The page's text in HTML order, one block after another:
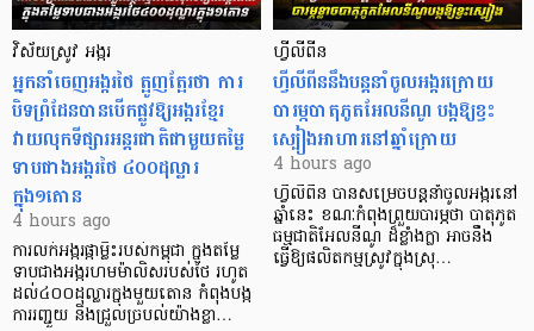
វិស័យស្រូវ អង្ករ
អ្នកនាំចេញអង្ករថៃ ត្អូញត្អែរថា ការ
បិទព្រំដែនបានបើកផ្លូវឱ្យអង្ករខ្មែរ
វាយលុកទីផ្សារអន្តរជាតិជាមួយតម្លៃ
ទាបជាងអង្ករថៃ ៤០០ដុល្លារ
ក្នុង១តោន
4 hours ago
ការលក់អង្ករផ្កាម្លិះរបស់កម្ពុជា ក្នុងតម្លៃ
ទាបជាងអង្ករហមម៉ាលិសរបស់ថៃ រហូត
ដល់៤០០ដុល្លារក្នុងមួយតោន កំពុងបង្ក
ការរញ្ជួយ និងជ្រួលច្របល់យ៉ាងខ្លា…
ហ្វីលីពីន
ហ្វីលីពីននឹងបន្តនាំចូលអង្ករក្រោយ
បារម្ភបាតុភូតអែលនីណូ បង្កឱ្យខ្វះ
ស្បៀងអាហារនៅឆ្នាំក្រោយ
4 hours ago
ហ្វីលីពីន បាន​សម្រេចបន្តនាំចូលអង្ករនៅ
ឆ្នាំនេះ ខណៈកំពុងព្រួយបារម្ភថា បាតុភូត
ធម្មជាតិអែលនីណូ ដ៏ខ្លាំងក្លា​ អាចនឹង
ធ្វើឱ្យផលិតកម្មស្រូវក្នុងស្រុ…